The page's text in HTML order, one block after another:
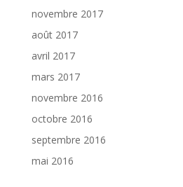
novembre 2017
août 2017
avril 2017
mars 2017
novembre 2016
octobre 2016
septembre 2016
mai 2016